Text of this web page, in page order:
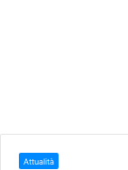
Attualità